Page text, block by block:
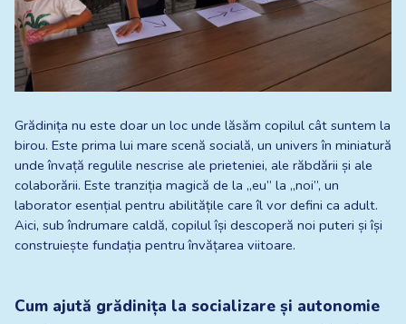
Grădinița nu este doar un loc unde lăsăm copilul cât suntem la
birou. Este prima lui mare scenă socială, un univers în miniatură
unde învață regulile nescrise ale prieteniei, ale răbdării și ale
colaborării. Este tranziția magică de la „eu” la „noi”, un
laborator esențial pentru abilitățile care îl vor defini ca adult.
Aici, sub îndrumare caldă, copilul își descoperă noi puteri și își
construiește fundația pentru învățarea viitoare.
Cum ajută grădinița la socializare și autonomie